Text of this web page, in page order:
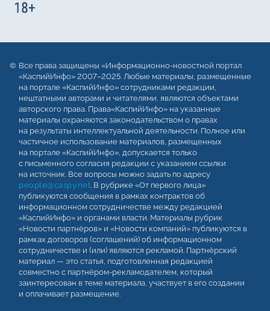
Все права защищены «Информационно-новостной портал
«КаспийИнфо» 2007–2025. Любые материалы, размещенные
на портале «КаспийИнфо» сотрудниками редакции,
нештатными авторами и читателями, являются объектами
авторского права. Права«КаспийИнфо» на указанные
материалы охраняются законодательством о правах
на результаты интеллектуальной деятельности. Полное или
частичное использование материалов, размещенных
на портале «КаспийИнфо», допускается только
с письменного согласия редакции с указанием ссылки
на источник. Все вопросы можно задать по адресу
people@caspy.net. В рубрике «От первого лица»
публикуются сообщения в рамках контрактов об
информационном сотрудничестве между редакцией
«КаспийИнфо» и органами власти. Материалы рубрик
«Новости партнёров» и «Новости компаний» публикуются в
рамках договоров (соглашений) об информационном
сотрудничестве и (или) являются рекламой. Партнёрский
материал — это статья, подготовленная редакцией
совместно с партнёром-рекламодателем, который
заинтересован в теме материала, участвует в его создании
и оплачивает размещение.